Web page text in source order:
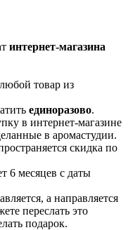
интернет-магазина
товар из
единоразово.
в интернет-магазине
в аромастудии.
скидка по
6 месяцев с даты
а направляется
переслать это
подарок.